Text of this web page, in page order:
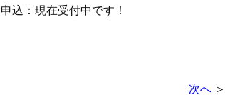
申込：現在受付中です！
次へ＞